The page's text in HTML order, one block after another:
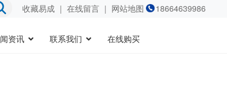
收藏易成｜ 在线留言｜ 网站地图 18664639986
资讯 联系我们 在线购买